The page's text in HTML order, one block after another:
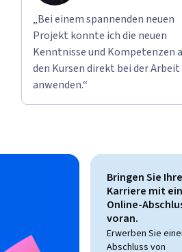
„Bei einem spannenden neuen
Projekt konnte ich die neuen
Kenntnisse und Kompetenzen
den Kursen direkt bei der Arbeit
anwenden.“
Bringen Sie Ihre
Karriere mit
Online-
voran.
Erwerben Sie
Abschluss von